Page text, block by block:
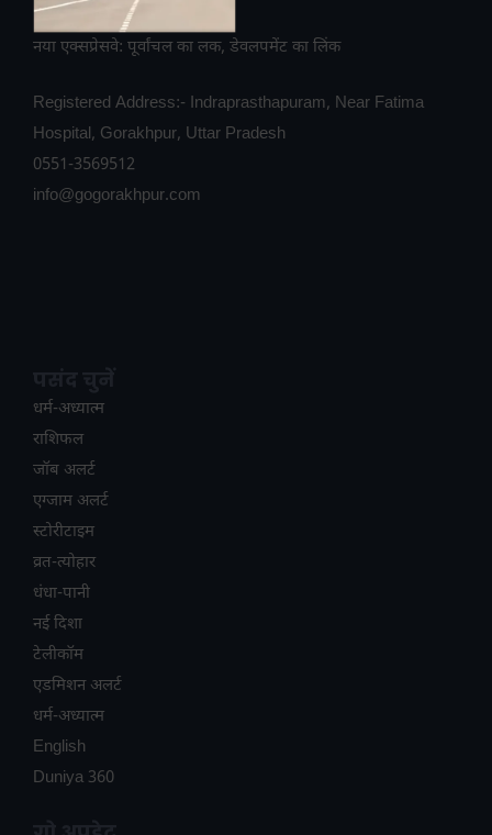
नया एक्सप्रेसवे: पूर्वांचल का लक, डेवलपमेंट का लिंक
Registered Address:- Indraprasthapuram, Near Fatima
Hospital, Gorakhpur, Uttar Pradesh
0551-3569512
info@gogorakhpur.com
धर्म-अध्यात्म
राशिफल
जॉब अलर्ट
एग्जाम अलर्ट
स्टोरीटाइम
व्रत-त्योहार
धंधा-पानी
नई दिशा
टेलीकॉम
ए​डमिशन अलर्ट
धर्म-अध्यात्म
English
Duniya 360